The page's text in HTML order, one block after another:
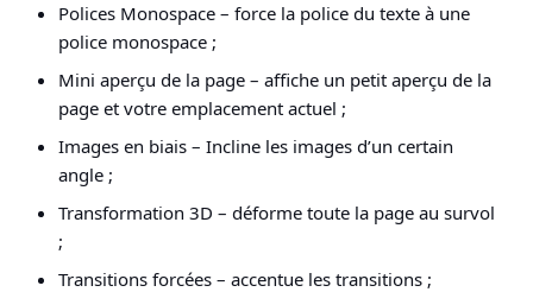
Polices Monospace – force la police du texte à une
police monospace ;
Mini aperçu de la page – affiche un petit aperçu de la
page et votre emplacement actuel ;
Images en biais – Incline les images d’un certain
angle ;
Transformation 3D – déforme toute la page au survol
;
Transitions forcées – accentue les transitions ;